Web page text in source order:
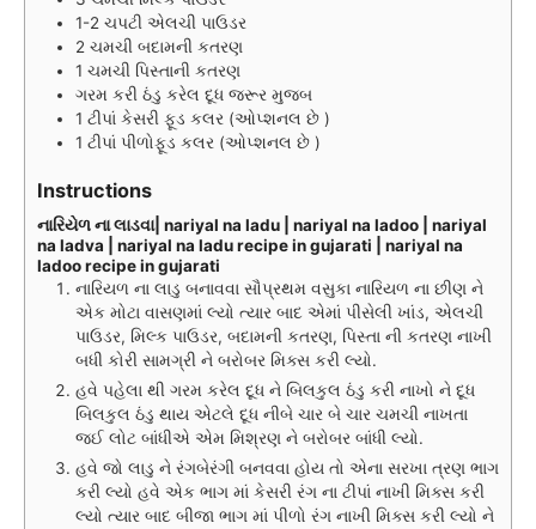
1-2 ચપટી એલચી પાઉડર
2 ચમચી બદામની કતરણ
1 ચમચી પિસ્તાની કતરણ
ગરમ કરી ઠંડુ કરેલ દૂધ જરૂર મુજબ
1 ટીપાં કેસરી ફૂડ કલર (ઓપ્શનલ છે )
1 ટીપાં પીળોફૂડ કલર (ઓપ્શનલ છે )
Instructions
નારિયેળ ના લાડવા| nariyal na ladu | nariyal na ladoo | nariyal
na ladva | nariyal na ladu recipe in gujarati | nariyal na
ladoo recipe in gujarati
નારિયળ ના લાડુ બનાવવા સૌપ્રથમ વસુકા નારિયળ ના છીણ ને
એક મોટા વાસણમાં લ્યો ત્યાર બાદ એમાં પીસેલી ખાંડ, એલચી
પાઉડર, મિલ્ક પાઉડર, બદામની કતરણ, પિસ્તા ની કતરણ નાખી
બધી કોરી સામગ્રી ને બરોબર મિક્સ કરી લ્યો.
હવે પહેલા થી ગરમ કરેલ દૂધ ને બિલકુલ ઠંડુ કરી નાખો ને દૂધ
બિલકુલ ઠંડુ થાય એટલે દૂધ નીબે ચાર બે ચાર ચમચી નાખતા
જઈ લોટ બાંધીએ એમ મિશ્રણ ને બરોબર બાંધી લ્યો.
હવે જો લાડુ ને રંગબેરંગી બનવવા હોય તો એના સરખા ત્રણ ભાગ
કરી લ્યો હવે એક ભાગ માં કેસરી રંગ ના ટીપાં નાખી મિક્સ કરી
લ્યો ત્યાર બાદ બીજા ભાગ માં પીળો રંગ નાખી મિક્સ કરી લ્યો ને